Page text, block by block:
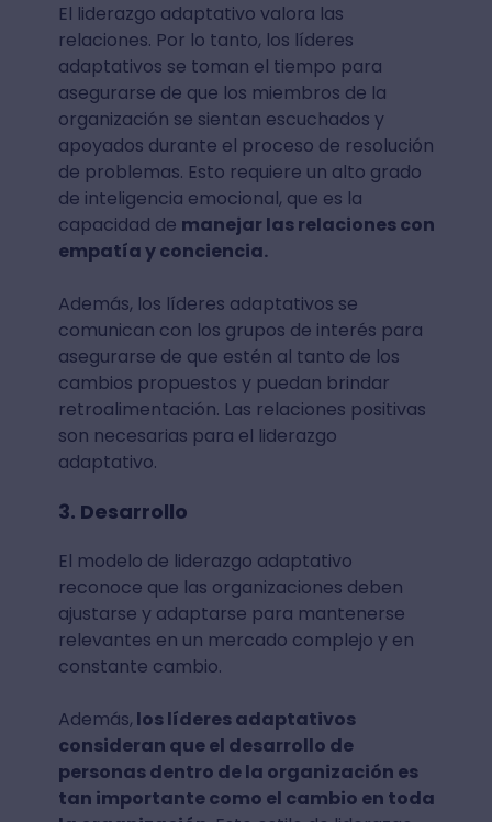
El liderazgo adaptativo valora las
relaciones. Por lo tanto, los líderes
adaptativos se toman el tiempo para
asegurarse de que los miembros de la
organización se sientan escuchados y
apoyados durante el proceso de resolución
de problemas. Esto requiere un alto grado
de inteligencia emocional, que es la
capacidad de manejar las relaciones con
empatía y conciencia.
Además, los líderes adaptativos se
comunican con los grupos de interés para
asegurarse de que estén al tanto de los
cambios propuestos y puedan brindar
retroalimentación. Las relaciones positivas
son necesarias para el liderazgo
adaptativo.
3. Desarrollo
El modelo de liderazgo adaptativo
reconoce que las organizaciones deben
ajustarse y adaptarse para mantenerse
relevantes en un mercado complejo y en
constante cambio.
Además, los líderes adaptativos
consideran que el desarrollo de
personas dentro de la organización es
tan importante como el cambio en toda